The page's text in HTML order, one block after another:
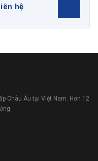
hệ
Châu Âu tại Việt Nam. Hơn 12